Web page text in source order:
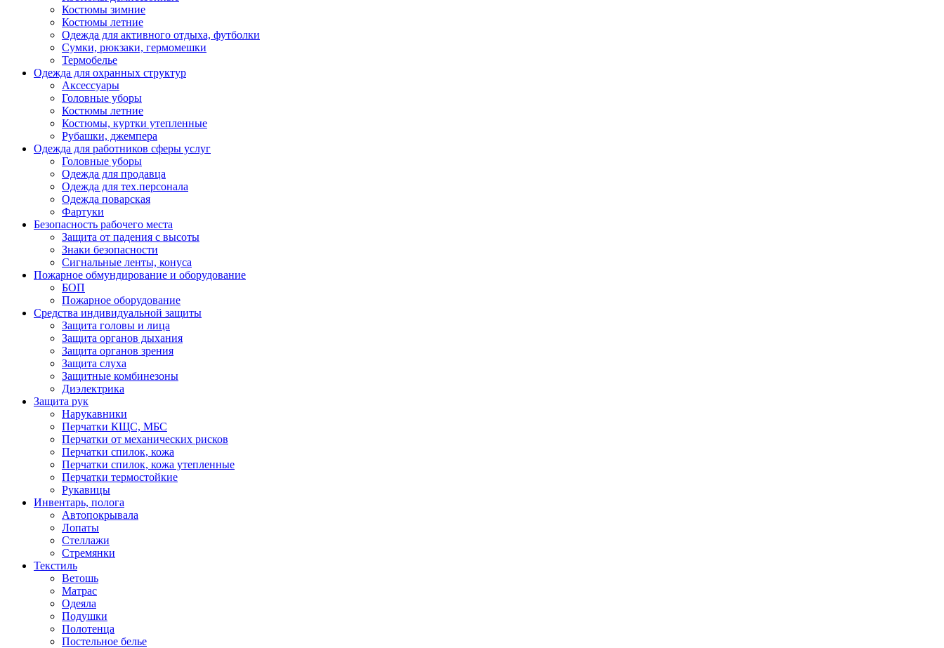
Костюмы зимние
Костюмы летние
Одежда для активного отдыха, футболки
Сумки, рюкзаки, гермомешки
Термобелье
Одежда для охранных структур
Аксессуары
Головные уборы
Костюмы летние
Костюмы, куртки утепленные
Рубашки, джемпера
Одежда для работников сферы услуг
Головные уборы
Одежда для продавца
Одежда для тех.персонала
Одежда поварская
Фартуки
Безопасность рабочего места
Защита от падения с высоты
Знаки безопасности
Сигнальные ленты, конуса
Пожарное обмундирование и оборудование
БОП
Пожарное оборудование
Средства индивидуальной защиты
Защита головы и лица
Защита органов дыхания
Защита органов зрения
Защита слуха
Защитные комбинезоны
Диэлектрика
Защита рук
Нарукавники
Перчатки КЩС, МБС
Перчатки от механических рисков
Перчатки спилок, кожа
Перчатки спилок, кожа утепленные
Перчатки термостойкие
Рукавицы
Инвентарь, полога
Автопокрывала
Лопаты
Стеллажи
Стремянки
Текстиль
Ветошь
Матрас
Одеяла
Подушки
Полотенца
Постельное белье